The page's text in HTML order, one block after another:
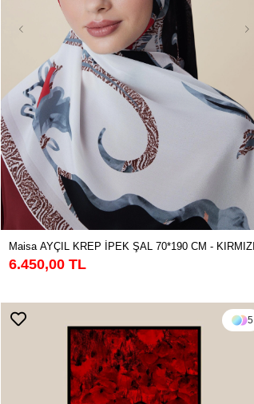
Maisa AYÇIL KREP İPEK ŞAL 70*190 CM - KIRMIZI
6.450,00 TL
5